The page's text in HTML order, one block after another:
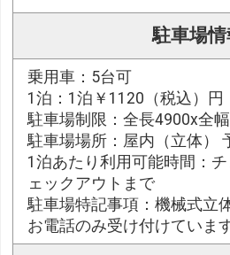
駐車場情
乗用車：5台可
1泊：1泊￥1120（税込）円
駐車場制限：全長4900x全
駐車場場所：屋内（立体）
1泊あたり利用可能時間：
ェックアウトまで
駐車場特記事項：機械式立
お電話のみ受け付けていま